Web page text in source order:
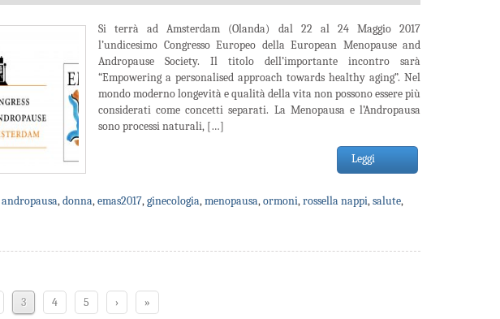
Si terrà ad Amsterdam (Olanda) dal 22 al 24 Maggio 2017
l’undicesimo Congresso Europeo della European Menopause and
Andropause Society. Il titolo dell’importante incontro sarà
“Empowering a personalised approach towards healthy aging”. Nel
mondo moderno longevità e qualità della vita non possono essere più
considerati come concetti separati. La Menopausa e l’Andropausa
sono processi naturali, […]
Leggi
andropausa,donna,emas2017,ginecologia,menopausa,ormoni,rossella nappi,salute,
3 4 5 › »